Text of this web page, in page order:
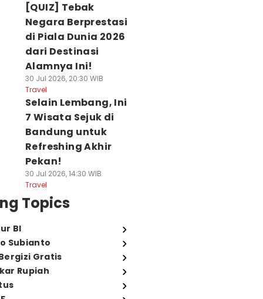
[QUIZ] Tebak
Negara Berprestasi
di Piala Dunia 2026
dari Destinasi
Alamnya Ini!
30 Jul 2026, 20:30 WIB
Travel
Selain Lembang, Ini
7 Wisata Sejuk di
Bandung untuk
Refreshing Akhir
Pekan!
30 Jul 2026, 14:30 WIB
Travel
Topics
BI
Subianto
Gratis
Rupiah